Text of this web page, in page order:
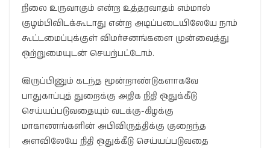
நிலை உருவாகும் என்ற உத்தரவாதம் எம்மால்
குழம்பிவிடக்கூடாது என்ற அடிப்படையிலேயே நாம்
கூட்டமைப்புக்குள் விமர்சனங்களை முன்வைத்து
ஒற்றுமையுடன் செயற்பட்டோம்.
இருப்பினும் கடந்த மூன்றாண்டுகளாகவே
பாதுகாப்புத் துறைக்கு அதிக நிதி ஒதுக்கீடு
செய்யப்படுவதையும் வடக்கு-கிழக்கு
மாகாணங்களின் அபிவிருத்திக்கு குறைந்த
அளவிலேயே நிதி ஒதுக்கீடு செய்யப்படுவதை